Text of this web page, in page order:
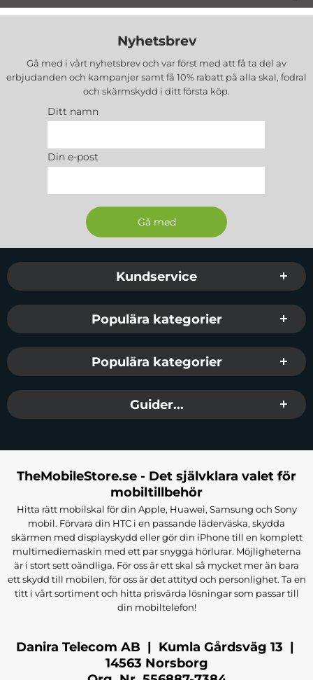
skadar själva mobilskärmen
iPhone 8 Plus / 7 Plus
Märke:CoveredGear
Färg:Svart
Paketet innehåller:
- 1 st CoveredGear av glas (härdat glas
- 1 st alkoholrengöring för rengöring av skärmen
företag. Deras produkter håller hög kvalité och är
designade i Sverige med svenska kunders behov i
Nyhetsbrev
Gå med i vårt nyhetsbrev och var först med att få ta del av
erbjudanden och kampanjer samt få 10% rabatt på alla skal, fodral
och skärmskydd i ditt första köp.
Ditt namn
Din e-post
Sidfot Blandad info och länkar
Kundservice
Populära kategorier
Populära kategorier
Guider...
TheMobileStore.se - Det självklara valet för
mobiltillbehör
Hitta rätt mobilskal för din Apple, Huawei, Samsung och Sony
mobil. Förvara din HTC i en passande läderväska, skydda
skärmen med displayskydd eller gör din iPhone till en komplett
multimediemaskin med ett par snygga hörlurar. Möjligheterna
är i stort sett oändliga. För oss är ett skal så mycket mer än bara
ett skydd till mobilen, för oss är det attityd och personlighet. Ta en
titt i vårt sortiment och hitta prisvärda lösningar som passar till
din mobiltelefon!
Danira Telecom AB | Kumla Gårdsväg 13 |
14563 Norsborg